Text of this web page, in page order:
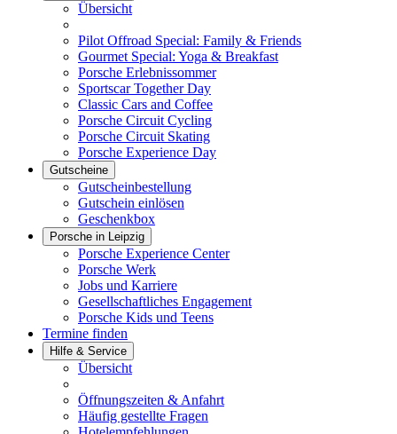
Übersicht
Pilot Offroad Special: Family & Friends
Gourmet Special: Yoga & Breakfast
Porsche Erlebnissommer
Sportscar Together Day
Classic Cars and Coffee
Porsche Circuit Cycling
Porsche Circuit Skating
Porsche Experience Day
Gutscheine
Gutscheinbestellung
Gutschein einlösen
Geschenkbox
Porsche in Leipzig
Porsche Experience Center
Porsche Werk
Jobs und Karriere
Gesellschaftliches Engagement
Porsche Kids und Teens
Termine finden
Hilfe & Service
Übersicht
Öffnungszeiten & Anfahrt
Häufig gestellte Fragen